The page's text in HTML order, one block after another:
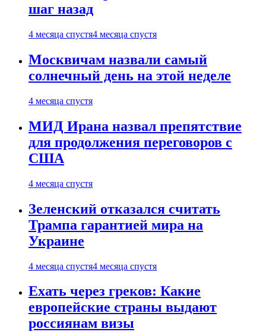
шаг назад
4 месяца спустя4 месяца спустя
Москвичам назвали самый
солнечный день на этой неделе
4 месяца спустя
МИД Ирана назвал препятствие
для продолжения переговоров с
США
4 месяца спустя
Зеленский отказался считать
Трампа гарантией мира на
Украине
4 месяца спустя4 месяца спустя
Ехать через греков: Какие
европейские страны выдают
россиянам визы